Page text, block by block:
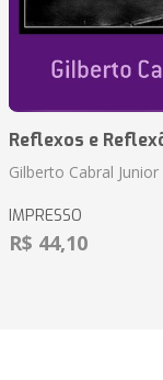
Reflexos e
Gilberto Cabral Junior
IMPRESSO
R$ 44,10